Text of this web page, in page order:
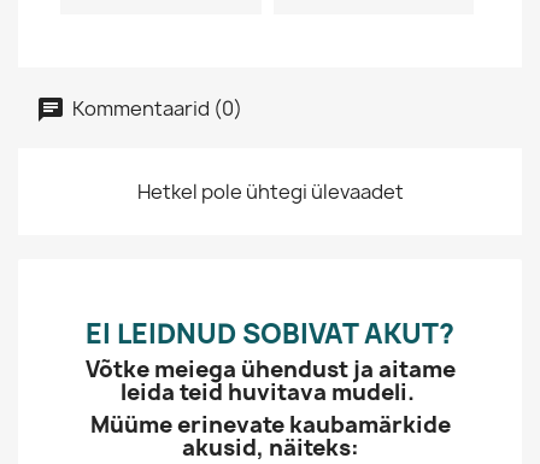
Kommentaarid (0)
Hetkel pole ühtegi ülevaadet
EI LEIDNUD SOBIVAT AKUT?
Võtke meiega ühendust ja aitame
leida teid huvitava mudeli.
Müüme erinevate kaubamärkide
akusid, näiteks: